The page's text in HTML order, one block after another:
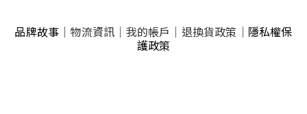
品牌故事 物流資訊 我的帳戶 退換貨政策
隱私權保
護政策